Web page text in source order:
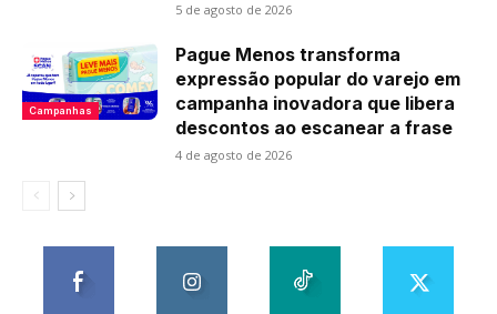
5 de agosto de 2026
Campanhas
Pague Menos transforma
expressão popular do varejo em
campanha inovadora que libera
descontos ao escanear a frase
4 de agosto de 2026